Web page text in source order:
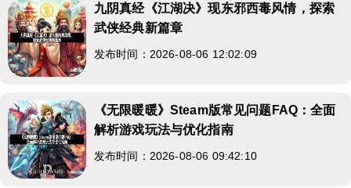
九阴真经《江湖决》现东邪西毒风情，探索
武侠经典新篇章
发布时间：2026-08-06 12:02:09
《无限暖暖》Steam版常见问题FAQ：全面
解析游戏玩法与优化指南
发布时间：2026-08-06 09:42:10